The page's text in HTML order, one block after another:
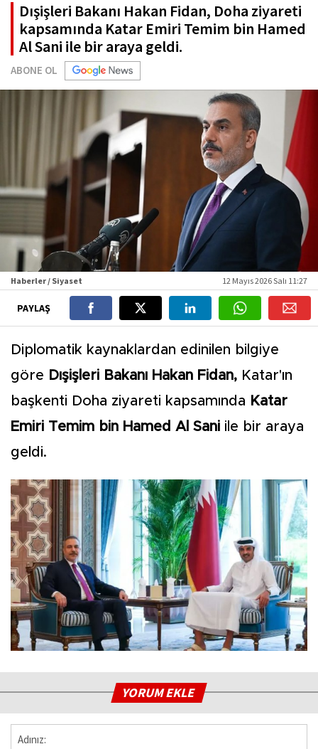
Dışişleri Bakanı Hakan Fidan, Doha ziyareti
kapsamında Katar Emiri Temim bin Hamed
Al Sani ile bir araya geldi.
ABONE OL
Haberler / Siyaset 12 Mayıs 2026 Salı 11:27
PAYLAŞ
Diplomatik kaynaklardan edinilen bilgiye
göre Dışişleri Bakanı Hakan Fidan, Katar'ın
başkenti Doha ziyareti kapsamında Katar
Emiri Temim bin Hamed Al Sani ile bir araya
geldi.
YORUM EKLE